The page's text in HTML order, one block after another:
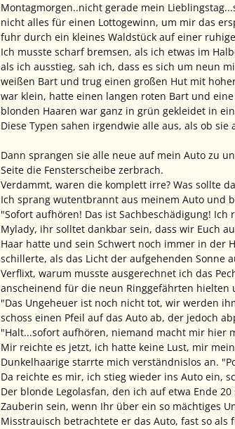
Montagmorgen..nicht gerade mein
nicht alles für einen Lottogewinn, um mir das
fuhr durch ein kleines Waldstück auf einer
Ich musste scharf bremsen, als ich etwas im
als ich ausstieg, sah ich, dass es sich um neun
weißen Bart und trug einen großen Hut mit
war klein, hatte einen langen roten Bart und
blonden Haaren war ganz in grün gekleidet in
Diese Typen sahen irgendwie alle aus, als ob
Dann sprangen sie alle neue auf mein Auto zu
Seite die Fensterscheibe zerbrach.
Verdammt, waren die komplett irre? Was sollte
Ich sprang wutentbrannt aus meinem Auto und
"Sofort aufhören! Das ist Sachbeschädigung! Ich
Mylady, ihr solltet dankbar sein, dass wir Euch
Haar hatte und sein Schwert noch immer in der
schillerte, als das Licht der aufgehenden Sonne
Verflixt, warum musste ausgerechnet ich das
anscheinend für die neun Ringgefährten hielten
"Das Ungeheuer ist noch nicht tot, wir werden
schoss einen Pfeil auf das Auto ab, der jedoch
"Halt...sofort aufhören, niemand macht mir hier
Mir reichte es jetzt, ich hatte keine Lust, mir
Dunkelhaarige starrte mich verständnislos an.
Da reichte es mir, ich stieg wieder ins Auto ein,
Der blonde Legolasfan, den ich auf etwa Ende
Zauberin sein, wenn Ihr über ein so mächtiges
Misstrauisch betrachtete er das Auto, fast so